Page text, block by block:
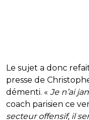
Le sujet a donc
presse de
démenti. « Je n’ai
coach parisien ce
secteur offensif, il